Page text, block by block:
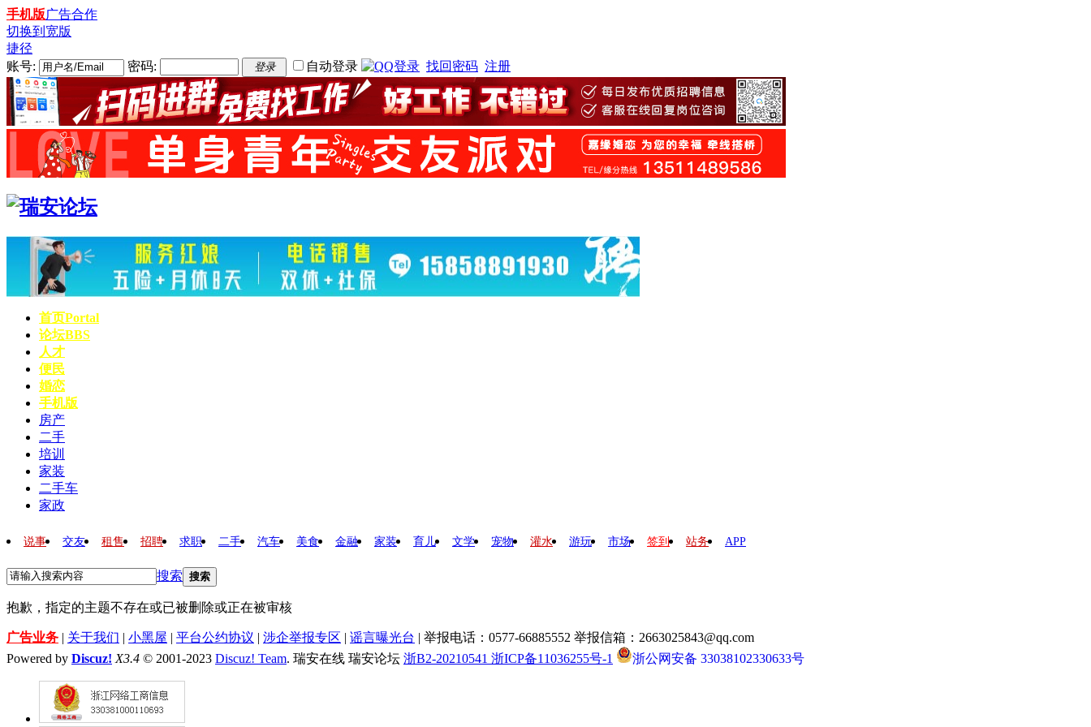
手机版广告合作
切换到宽版
捷径
账号:
密码: 登录 自动登录 找回密码 注册
首页Portal
论坛BBS
人才
便民
婚恋
手机版
房产
二手
培训
家装
二手车
家政
说事 交友 租售 招聘 求职 二手 汽车 美食 金融 家装 育儿 文学 宠物 灌水 游玩 市场 签到 站务 APP
搜索 搜索
抱歉，指定的主题不存在或已被删除或正在被审核
广告业务 | 关于我们 | 小黑屋 | 平台公约协议 | 涉企举报专区 | 谣言曝光台 | 举报电话：0577-66885552 举报信箱：2663025843@qq.com
Powered by Discuz! X3.4 © 2001-2023 Discuz! Team. 瑞安在线 瑞安论坛 浙B2-20210541 浙ICP备11036255号-1 浙公网安备 33038102330633号